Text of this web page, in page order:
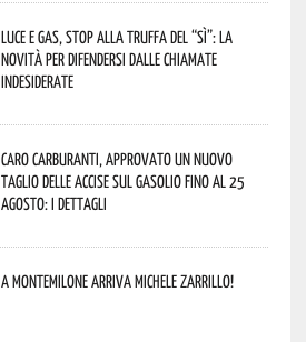
Luce e gas, stop alla truffa del “Sì”: la
novità per difendersi dalle chiamate
indesiderate
Caro carburanti, approvato un nuovo
taglio delle accise sul gasolio fino al 25
agosto: i dettagli
A Montemilone arriva Michele Zarrillo!